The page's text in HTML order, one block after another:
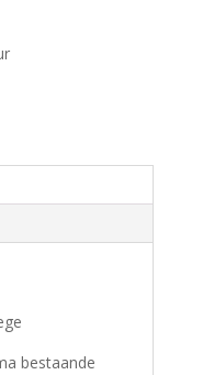
bestaande